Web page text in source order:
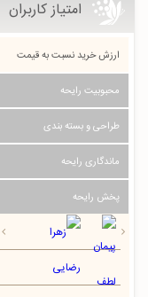
امتیاز کاربران
ارزش خرید نسبت به قیمت
محبوبیت رایحه
طراحی و بسته بندی
ماندگاری رایحه
پخش رایحه